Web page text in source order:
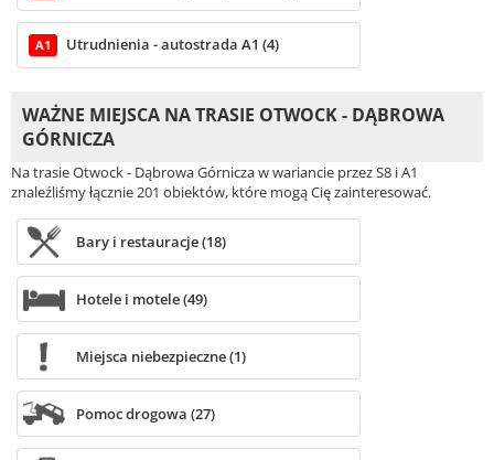
A1 Utrudnienia - autostrada A1 (4)
WAŻNE MIEJSCA NA TRASIE OTWOCK - DĄBROWA
GÓRNICZA
Na trasie Otwock - Dąbrowa Górnicza w wariancie przez S8 i A1
znaleźliśmy łącznie 201 obiektów, które mogą Cię zainteresować.
Bary i restauracje (18)
Hotele i motele (49)
Miejsca niebezpieczne (1)
Pomoc drogowa (27)